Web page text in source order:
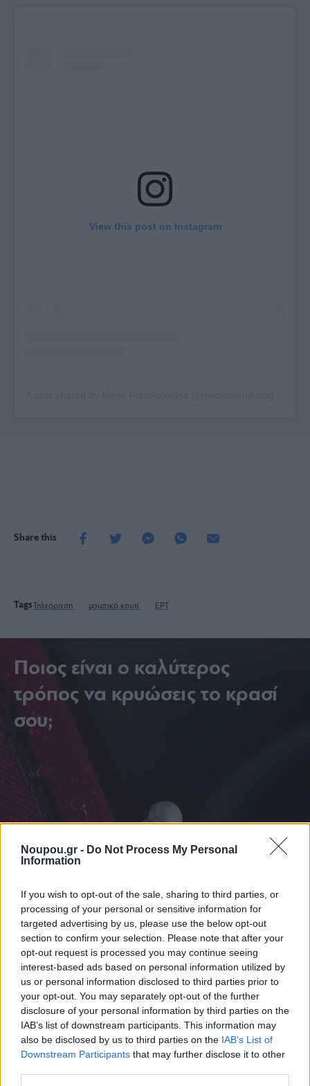
Noupou.gr - Do Not Process My Personal
Information
If you wish to opt-out of the sale, sharing to third parties, or
processing of your personal or sensitive information for
targeted advertising by us, please use the below opt-out
section to confirm your selection. Please note that after your
opt-out request is processed you may continue seeing
interest-based ads based on personal information utilized by
us or personal information disclosed to third parties prior to
your opt-out. You may separately opt-out of the further
disclosure of your personal information by third parties on the
IAB’s list of downstream participants. This information may
also be disclosed by us to third parties on the IAB’s List of
Downstream Participants that may further disclose it to other
View this post on Instagram
Share this
Tags Τηλεόραση μουσικό κουτί ΕΡΤ
Ποιος είναι ο καλύτερος
τρόπος να κρυώσεις το κρασί
σου;
ΔΙΑΒΑΣΤΕ ΑΚΟΜΑ